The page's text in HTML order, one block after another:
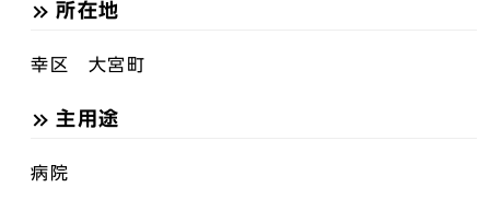
所在地
幸区 大宮町
主用途
病院